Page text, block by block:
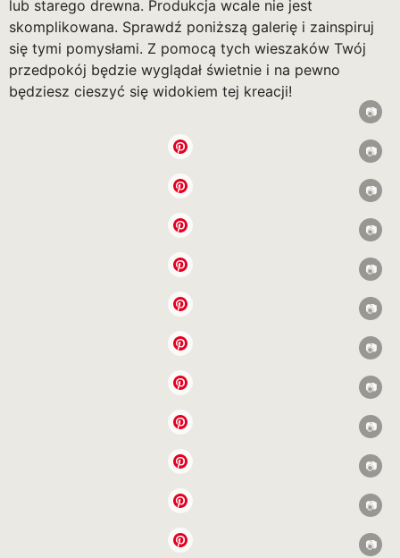
lub starego drewna. Produkcja wcale nie jest
skomplikowana. Sprawdź poniższą galerię i zainspiruj
się tymi pomysłami. Z pomocą tych wieszaków Twój
przedpokój będzie wyglądał świetnie i na pewno
będziesz cieszyć się widokiem tej kreacji!